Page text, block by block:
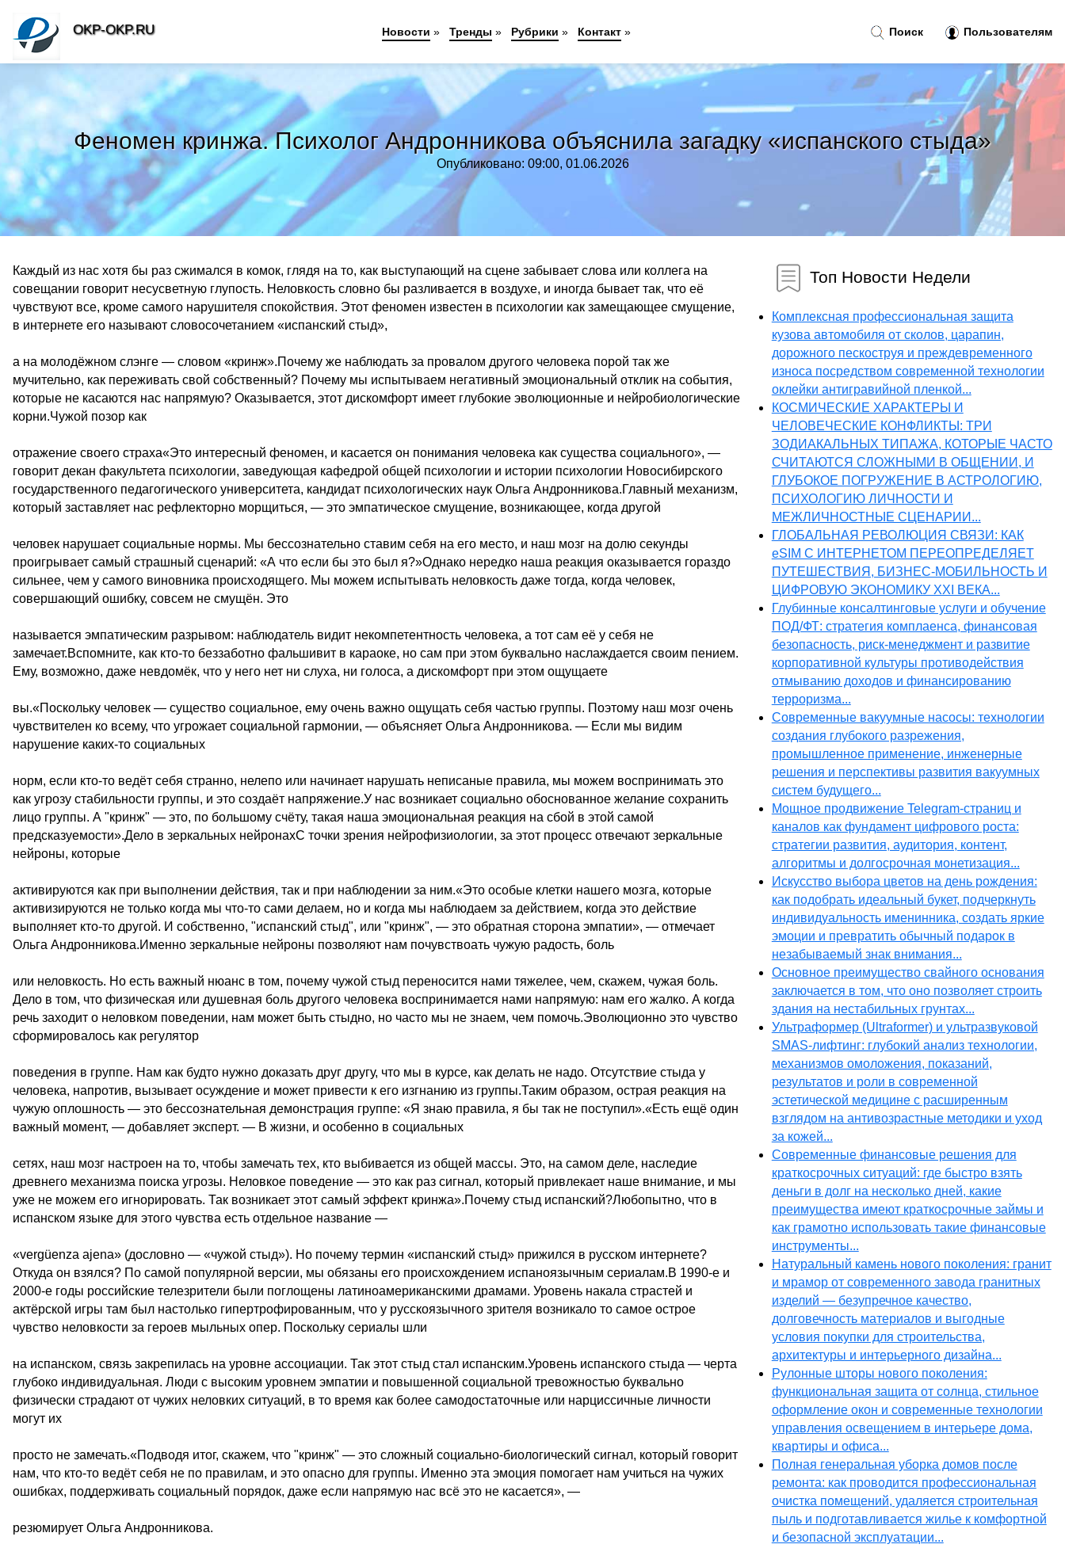
Феномен кринжа. Психолог Андронникова объяснила загадку «испанского стыда»
Опубликовано: 09:00, 01.06.2026
Каждый из нас хотя бы раз сжимался в комок, глядя на то, как выступающий на сцене забывает слова или коллега на
совещании говорит несусветную глупость. Неловкость словно бы разливается в воздухе, и иногда бывает так, что её
чувствуют все, кроме самого нарушителя спокойствия. Этот феномен известен в психологии как замещающее смущение,
в интернете его называют словосочетанием «испанский стыд»,
а на молодёжном слэнге — словом «кринж».Почему же наблюдать за провалом другого человека порой так же
мучительно, как переживать свой собственный? Почему мы испытываем негативный эмоциональный отклик на события,
которые не касаются нас напрямую? Оказывается, этот дискомфорт имеет глубокие эволюционные и нейробиологические
корни.Чужой позор как
отражение своего страха«Это интересный феномен, и касается он понимания человека как существа социального», —
говорит декан факультета психологии, заведующая кафедрой общей психологии и истории психологии Новосибирского
государственного педагогического университета, кандидат психологических наук Ольга Андронникова.Главный механизм,
который заставляет нас рефлекторно морщиться, — это эмпатическое смущение, возникающее, когда другой
человек нарушает социальные нормы. Мы бессознательно ставим себя на его место, и наш мозг на долю секунды
проигрывает самый страшный сценарий: «А что если бы это был я?»Однако нередко наша реакция оказывается гораздо
сильнее, чем у самого виновника происходящего. Мы можем испытывать неловкость даже тогда, когда человек,
совершающий ошибку, совсем не смущён. Это
называется эмпатическим разрывом: наблюдатель видит некомпетентность человека, а тот сам её у себя не
замечает.Вспомните, как кто-то беззаботно фальшивит в караоке, но сам при этом буквально наслаждается своим пением.
Ему, возможно, даже невдомёк, что у него нет ни слуха, ни голоса, а дискомфорт при этом ощущаете
вы.«Поскольку человек — существо социальное, ему очень важно ощущать себя частью группы. Поэтому наш мозг очень
чувствителен ко всему, что угрожает социальной гармонии, — объясняет Ольга Андронникова. — Если мы видим
нарушение каких-то социальных
норм, если кто-то ведёт себя странно, нелепо или начинает нарушать неписаные правила, мы можем воспринимать это
как угрозу стабильности группы, и это создаёт напряжение.У нас возникает социально обоснованное желание сохранить
лицо группы. А "кринж" — это, по большому счёту, такая наша эмоциональная реакция на сбой в этой самой
предсказуемости».Дело в зеркальных нейронахС точки зрения нейрофизиологии, за этот процесс отвечают зеркальные
нейроны, которые
активируются как при выполнении действия, так и при наблюдении за ним.«Это особые клетки нашего мозга, которые
активизируются не только когда мы что-то сами делаем, но и когда мы наблюдаем за действием, когда это действие
выполняет кто-то другой. И собственно, "испанский стыд", или "кринж", — это обратная сторона эмпатии», — отмечает
Ольга Андронникова.Именно зеркальные нейроны позволяют нам почувствоать чужую радость, боль
или неловкость. Но есть важный нюанс в том, почему чужой стыд переносится нами тяжелее, чем, скажем, чужая боль.
Дело в том, что физическая или душевная боль другого человека воспринимается нами напрямую: нам его жалко. А когда
речь заходит о неловком поведении, нам может быть стыдно, но часто мы не знаем, чем помочь.Эволюционно это чувство
сформировалось как регулятор
поведения в группе. Нам как будто нужно доказать друг другу, что мы в курсе, как делать не надо. Отсутствие стыда у
человека, напротив, вызывает осуждение и может привести к его изгнанию из группы.Таким образом, острая реакция на
чужую оплошность — это бессознательная демонстрация группе: «Я знаю правила, я бы так не поступил».«Есть ещё один
важный момент, — добавляет эксперт. — В жизни, и особенно в социальных
сетях, наш мозг настроен на то, чтобы замечать тех, кто выбивается из общей массы. Это, на самом деле, наследие
древнего механизма поиска угрозы. Неловкое поведение — это как раз сигнал, который привлекает наше внимание, и мы
уже не можем его игнорировать. Так возникает этот самый эффект кринжа».Почему стыд испанский?Любопытно, что в
испанском языке для этого чувства есть отдельное название —
«vergüenza ajena» (дословно — «чужой стыд»). Но почему термин «испанский стыд» прижился в русском интернете?
Откуда он взялся? По самой популярной версии, мы обязаны его происхождением испаноязычным сериалам.В 1990-е и
2000-е годы российские телезрители были поглощены латиноамериканскими драмами. Уровень накала страстей и
актёрской игры там был настолько гипертрофированным, что у русскоязычного зрителя возникало то самое острое
чувство неловкости за героев мыльных опер. Поскольку сериалы шли
на испанском, связь закрепилась на уровне ассоциации. Так этот стыд стал испанским.Уровень испанского стыда — черта
глубоко индивидуальная. Люди с высоким уровнем эмпатии и повышенной социальной тревожностью буквально
физически страдают от чужих неловких ситуаций, в то время как более самодостаточные или нарциссичные личности
могут их
просто не замечать.«Подводя итог, скажем, что "кринж" — это сложный социально-биологический сигнал, который говорит
нам, что кто-то ведёт себя не по правилам, и это опасно для группы. Именно эта эмоция помогает нам учиться на чужих
ошибках, поддерживать социальный порядок, даже если напрямую нас всё это не касается», —
резюмирует Ольга Андронникова.
Топ Новости Недели
Комплексная профессиональная защита
кузова автомобиля от сколов, царапин,
дорожного пескоструя и преждевременного
износа посредством современной технологии
оклейки антигравийной пленкой...
КОСМИЧЕСКИЕ ХАРАКТЕРЫ И
ЧЕЛОВЕЧЕСКИЕ КОНФЛИКТЫ: ТРИ
ЗОДИАКАЛЬНЫХ ТИПАЖА, КОТОРЫЕ ЧАСТО
СЧИТАЮТСЯ СЛОЖНЫМИ В ОБЩЕНИИ, И
ГЛУБОКОЕ ПОГРУЖЕНИЕ В АСТРОЛОГИЮ,
ПСИХОЛОГИЮ ЛИЧНОСТИ И
МЕЖЛИЧНОСТНЫЕ СЦЕНАРИИ...
ГЛОБАЛЬНАЯ РЕВОЛЮЦИЯ СВЯЗИ: КАК
eSIM С ИНТЕРНЕТОМ ПЕРЕОПРЕДЕЛЯЕТ
ПУТЕШЕСТВИЯ, БИЗНЕС-МОБИЛЬНОСТЬ И
ЦИФРОВУЮ ЭКОНОМИКУ XXI ВЕКА...
Глубинные консалтинговые услуги и обучение
ПОД/ФТ: стратегия комплаенса, финансовая
безопасность, риск-менеджмент и развитие
корпоративной культуры противодействия
отмыванию доходов и финансированию
терроризма...
Современные вакуумные насосы: технологии
создания глубокого разрежения,
промышленное применение, инженерные
решения и перспективы развития вакуумных
систем будущего...
Мощное продвижение Telegram-страниц и
каналов как фундамент цифрового роста:
стратегии развития, аудитория, контент,
алгоритмы и долгосрочная монетизация...
Искусство выбора цветов на день рождения:
как подобрать идеальный букет, подчеркнуть
индивидуальность именинника, создать яркие
эмоции и превратить обычный подарок в
незабываемый знак внимания...
Основное преимущество свайного основания
заключается в том, что оно позволяет строить
здания на нестабильных грунтах...
Ультраформер (Ultraformer) и ультразвуковой
SMAS-лифтинг: глубокий анализ технологии,
механизмов омоложения, показаний,
результатов и роли в современной
эстетической медицине с расширенным
взглядом на антивозрастные методики и уход
за кожей...
Современные финансовые решения для
краткосрочных ситуаций: где быстро взять
деньги в долг на несколько дней, какие
преимущества имеют краткосрочные займы и
как грамотно использовать такие финансовые
инструменты...
Натуральный камень нового поколения: гранит
и мрамор от современного завода гранитных
изделий — безупречное качество,
долговечность материалов и выгодные
условия покупки для строительства,
архитектуры и интерьерного дизайна...
Рулонные шторы нового поколения:
функциональная защита от солнца, стильное
оформление окон и современные технологии
управления освещением в интерьере дома,
квартиры и офиса...
Полная генеральная уборка домов после
ремонта: как проводится профессиональная
очистка помещений, удаляется строительная
пыль и подготавливается жилье к комфортной
и безопасной эксплуатации...
Поиск Пользователям
OKP-OKP.RU Новости » Тренды » Рубрики » Контакт»